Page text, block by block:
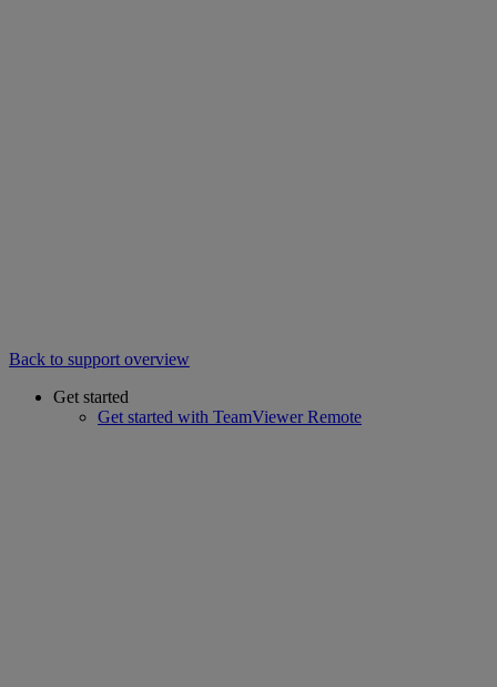
Back to support overview
Get started
Get started with TeamViewer Remote